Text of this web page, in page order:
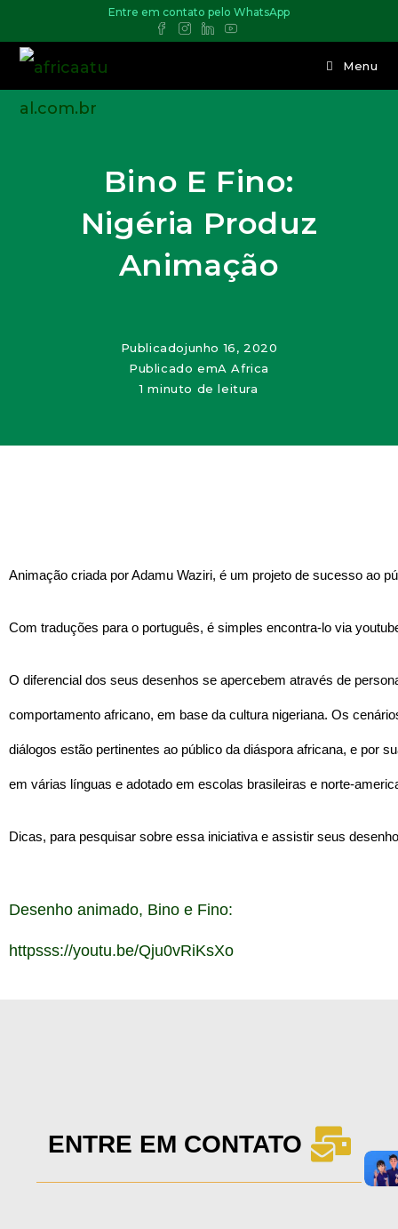
Entre em contato pelo WhatsApp
Menu
Bino E Fino:
Nigéria Produz
Animação
Publicadojunho 16, 2020
Publicado emA Africa
1 minuto de leitura
Animação criada por Adamu Waziri, é um projeto de sucesso ao
Com traduções para o português, é simples encontra-lo via
O diferencial dos seus desenhos se apercebem através de
comportamento africano, em base da cultura nigeriana. Os
diálogos estão pertinentes ao público da diáspora africana, e por
em várias línguas e adotado em escolas brasileiras e norte-
Dicas, para pesquisar sobre essa iniciativa e assistir seus
Desenho animado, Bino e Fino:
httpsss://youtu.be/Qju0vRiKsXo
ENTRE EM CONTATO